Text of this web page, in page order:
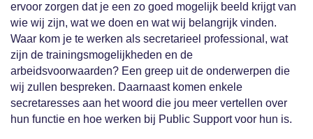
ervoor zorgen dat je een zo goed mogelijk beeld krijgt van
wie wij zijn, wat we doen en wat wij belangrijk vinden.
Waar kom je te werken als secretarieel professional, wat
zijn de trainingsmogelijkheden en de
arbeidsvoorwaarden? Een greep uit de onderwerpen die
wij zullen bespreken. Daarnaast komen enkele
secretaresses aan het woord die jou meer vertellen over
hun functie en hoe werken bij Public Support voor hun is.